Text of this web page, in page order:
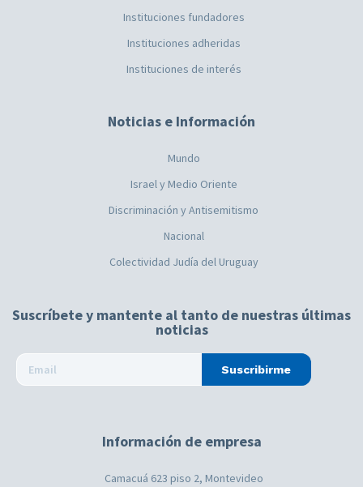
Instituciones fundadores
Instituciones adheridas
Instituciones de interés
Noticias e Información
Mundo
Israel y Medio Oriente
Discriminación y Antisemitismo
Nacional
Colectividad Judía del Uruguay
Suscríbete y mantente al tanto de nuestras últimas
noticias
Suscribirme
Información de empresa
Camacuá 623 piso 2, Montevideo